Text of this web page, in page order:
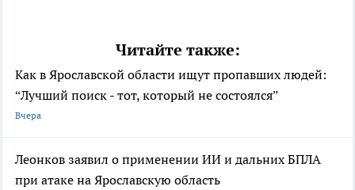
Читайте также:
Как в Ярославской области ищут пропавших людей:
“Лучший поиск - тот, который не состоялся”
Вчера
Леонков заявил о применении ИИ и дальних БПЛА
при атаке на Ярославскую область